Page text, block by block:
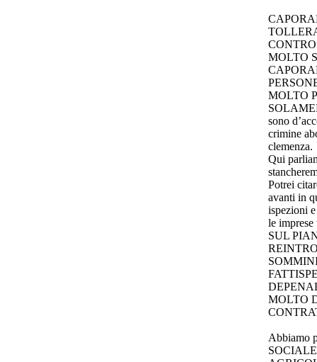
MOLTO
MOLTO
sono
crimine
clemenza.
Qui
Potrei
avanti in
ispezioni
le
SUL
MOLTO
Abbiamo